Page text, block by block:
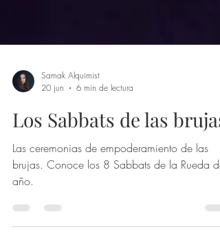
Samak Alquimist
20 jun
6 min de lectura
Los Sabbats de las brujas
Las ceremonias de empoderamiento de las
brujas. Conoce los 8 Sabbats de la Rueda del